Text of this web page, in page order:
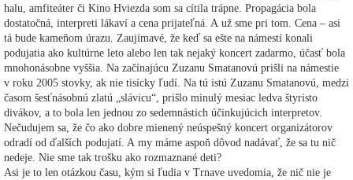
halu, amfiteáter či Kino Hviezda som sa cítila trápne. Propagácia bola
dostatočná, interpreti lákaví a cena prijateľná. A už sme pri tom. Cena – asi
tá bude kameňom úrazu. Zaujímavé, že keď sa ešte na námestí konali
podujatia ako kultúrne leto alebo len tak nejaký koncert zadarmo, účasť bola
mnohonásobne vyššia. Na začínajúcu Zuzanu Smatanovú prišli na námestie
v roku 2005 stovky, ak nie tisícky ľudí. Na tú istú Zuzanu Smatanovú, medzi
časom šesťnásobnú zlatú „slávicu“, prišlo minulý mesiac ledva štyristo
divákov, a to bola len jednou zo sedemnástich účinkujúcich interpretov.
Nečudujem sa, že čo ako dobre mienený neúspešný koncert organizátorov
odradí od ďalších podujatí. A my máme aspoň dôvod nadávať, že sa tu nič
nedeje. Nie sme tak trošku ako rozmaznané deti?
Asi je to len otázkou času, kým si ľudia v Trnave uvedomia, že nič nie je